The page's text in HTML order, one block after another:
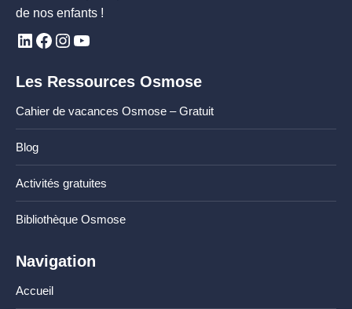
de nos enfants !
Les Ressources Osmose
Cahier de vacances Osmose – Gratuit
Blog
Activités gratuites
Bibliothèque Osmose
Navigation
Accueil